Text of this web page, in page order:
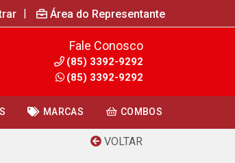
| Área do Representante
Fale Conosco
(85) 3392-9292
(85) 3392-9292
MARCAS COMBOS
VOLTAR